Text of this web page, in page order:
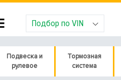
Подбор по VIN
Подвеска и
рулевое
Тормозная
система